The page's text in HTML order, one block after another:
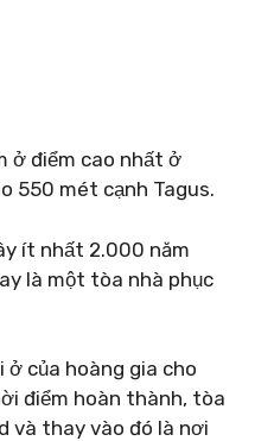
ở điểm cao nhất ở
550 mét cạnh Tagus.
ít nhất 2.000 năm
là một tòa nhà phục
ở của hoàng gia cho
điểm hoàn thành, tòa
và thay vào đó là nơi